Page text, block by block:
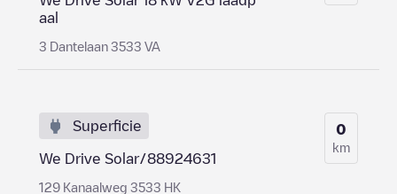
aal
3 Dantelaan 3533 VA
Superficie
We Drive Solar/88924631
129 Kanaalweg 3533 HK
0
km